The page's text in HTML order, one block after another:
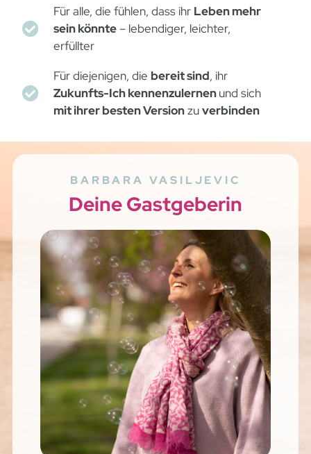
Für alle, die fühlen, dass ihr Leben mehr
sein könnte– lebendiger, leichter,
erfüllter
Für diejenigen, die bereit sind, ihr
Zukunfts-Ich kennenzulernenund sich
mit ihrer besten Versionzuverbinden
BARBARA VASILJEVIC
Deine Gastgeberin